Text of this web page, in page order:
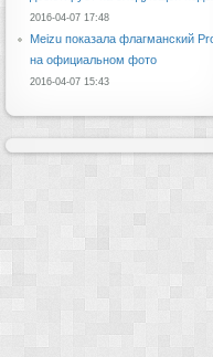
2016-04-07 17:48
Meizu показала флагманский
на официальном фото
2016-04-07 15:43